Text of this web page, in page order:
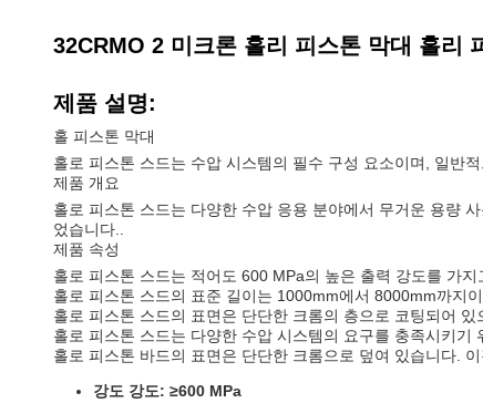
32CRMO 2 미크론 홀리 피스톤 막대 홀리
제품 설명:
홀 피스톤 막대
홀로 피스톤 스드는 수압 시스템의 필수 구성 요소이며, 일반
제품 개요
홀로 피스톤 스드는 다양한 수압 응용 분야에서 무거운 용량
었습니다..
제품 속성
홀로 피스톤 스드는 적어도 600 MPa의 높은 출력 강도를 가
홀로 피스톤 스드의 표준 길이는 1000mm에서 8000mm까지
홀로 피스톤 스드의 표면은 단단한 크롬의 층으로 코팅되어
홀로 피스톤 스드는 다양한 수압 시스템의 요구를 충족시키
홀로 피스톤 바드의 표면은 단단한 크롬으로 덮여 있습니다.
강도 강도: ≥600 MPa